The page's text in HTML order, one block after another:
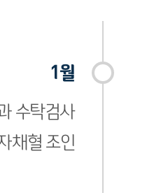
1월
수탁검사
채혈 조인